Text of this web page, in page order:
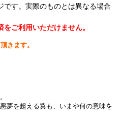
です。実際のものとは異なる場合
ご利用いただけません。
きます。
夢を超える翼も、いまや何の意味を